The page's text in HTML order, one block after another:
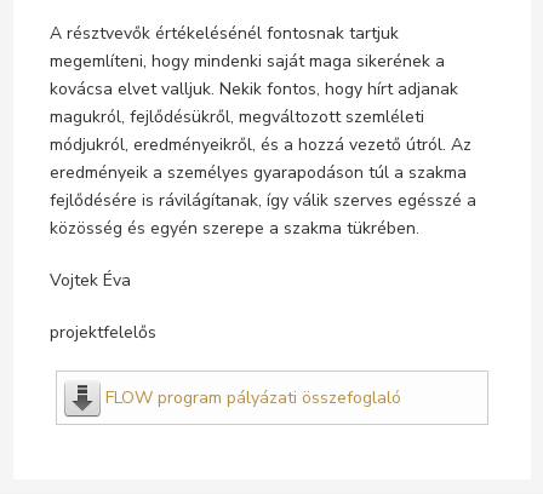
A résztvevők értékelésénél fontosnak tartjuk
megemlíteni, hogy mindenki saját maga sikerének a
kovácsa elvet valljuk. Nekik fontos, hogy hírt adjanak
magukról, fejlődésükről, megváltozott szemléleti
módjukról, eredményeikről, és a hozzá vezető útról. Az
eredményeik a személyes gyarapodáson túl a szakma
fejlődésére is rávilágítanak, így válik szerves egésszé a
közösség és egyén szerepe a szakma tükrében.
Vojtek Éva
projektfelelős
FLOW program pályázati összefoglaló